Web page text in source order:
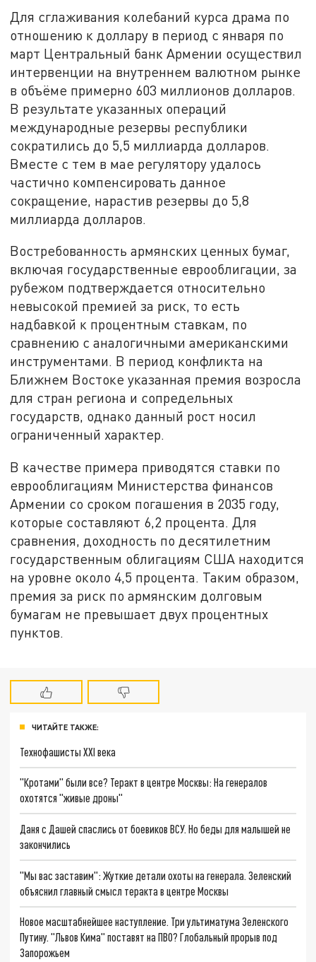
Для сглаживания колебаний курса драма по
отношению к доллару в период с января по
март Центральный банк Армении осуществил
интервенции на внутреннем валютном рынке
в объёме примерно 603 миллионов долларов.
В результате указанных операций
международные резервы республики
сократились до 5,5 миллиарда долларов.
Вместе с тем в мае регулятору удалось
частично компенсировать данное
сокращение, нарастив резервы до 5,8
миллиарда долларов.
Востребованность армянских ценных бумаг,
включая государственные еврооблигации, за
рубежом подтверждается относительно
невысокой премией за риск, то есть
надбавкой к процентным ставкам, по
сравнению с аналогичными американскими
инструментами. В период конфликта на
Ближнем Востоке указанная премия возросла
для стран региона и сопредельных
государств, однако данный рост носил
ограниченный характер.
В качестве примера приводятся ставки по
еврооблигациям Министерства финансов
Армении со сроком погашения в 2035 году,
которые составляют 6,2 процента. Для
сравнения, доходность по десятилетним
государственным облигациям США находится
на уровне около 4,5 процента. Таким образом,
премия за риск по армянским долговым
бумагам не превышает двух процентных
пунктов.
ЧИТАЙТЕ ТАКЖЕ:
Технофашисты XXI века
"Кротами" были все? Теракт в центре Москвы: На генералов
охотятся "живые дроны"
Даня с Дашей спаслись от боевиков ВСУ. Но беды для малышей не
закончились
"Мы вас заставим": Жуткие детали охоты на генерала. Зеленский
объяснил главный смысл теракта в центре Москвы
Новое масштабнейшее наступление. Три ультиматума Зеленского
Путину. "Львов Кима" поставят на ПВО? Глобальный прорыв под
Запорожьем